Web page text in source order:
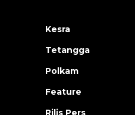
Kesra
Tetangga
Polkam
Feature
Rilis Pers